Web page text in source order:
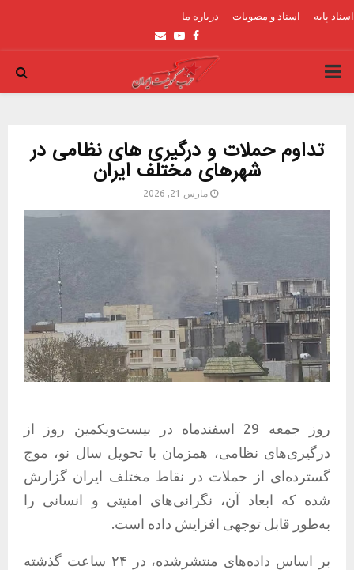
اسناد پایه اسناد و مصوبات درباره ما
Facebook
Youtube
Email
PRIMARY
تداوم حملات و درگیری های نظامی در
شهرهای مختلف ایران
مارس 21, 2026
روز جمعه 29 اسفندماه در بیست‌و‌یکمین روز از
درگیری‌های نظامی، همزمان با تحویل سال نو، موج
گسترده‌ای از حملات در نقاط مختلف ایران گزارش
شده که ابعاد آن، نگرانی‌های امنیتی و انسانی را
به‌طور قابل توجهی افزایش داده است.
بر اساس داده‌های منتشرشده، در ۲۴ ساعت گذشته